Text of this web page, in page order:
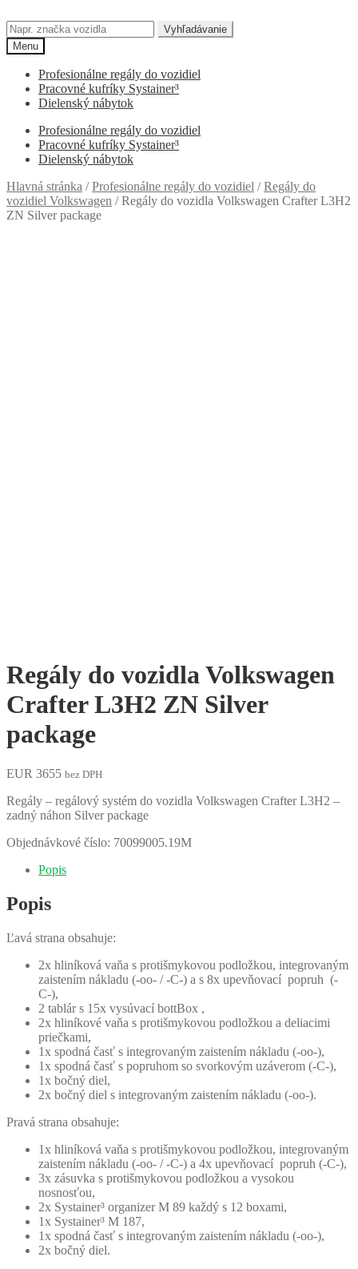
na
navigáciu
na
obsah
Hľadať:
Vyhľadávanie
Menu
Profesionálne regály do vozidiel
Pracovné kufríky Systainer³
Dielenský nábytok
Profesionálne regály do vozidiel
Pracovné kufríky Systainer³
Dielenský nábytok
Hlavná stránka /Profesionálne regály do vozidiel /Regály do
vozidiel Volkswagen /Regály do vozidla Volkswagen Crafter L3H2
ZN Silver package
Regály do vozidla Volkswagen
Crafter L3H2 ZN Silver
package
EUR 3655 bez DPH
Regály – regálový systém do vozidla Volkswagen Crafter L3H2 –
zadný náhon Silver package
Objednávkové číslo: 70099005.19M
Popis
Popis
Ľavá strana obsahuje:
2x hliníková vaňa s protišmykovou podložkou, integrovaným
zaistením nákladu (-oo- / -C-) a s 8x upevňovací popruh (-
C-),
2 tablár s 15x vysúvací bottBox ,
2x hliníkové vaňa s protišmykovou podložkou a deliacimi
priečkami,
1x spodná časť s integrovaným zaistením nákladu (-oo-),
1x spodná časť s popruhom so svorkovým uzáverom (-C-),
1x bočný diel,
2x bočný diel s integrovaným zaistením nákladu (-oo-).
Pravá strana obsahuje:
1x hliníková vaňa s protišmykovou podložkou, integrovaným
zaistením nákladu (-oo- / -C-) a 4x upevňovací popruh (-C-),
3x zásuvka s protišmykovou podložkou a vysokou
nosnosťou,
2x Systainer³ organizer M 89 každý s 12 boxami,
1x Systainer³ M 187,
1x spodná časť s integrovaným zaistením nákladu (-oo-),
2x bočný diel.